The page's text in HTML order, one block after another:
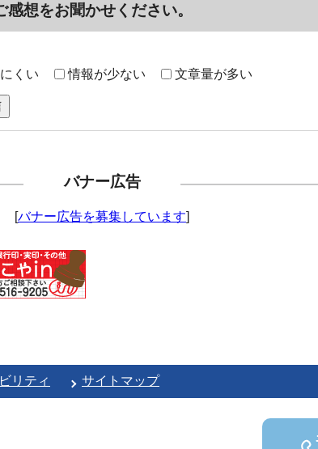
想をお聞かせください。
くい 情報が少ない 文章量が多い
バナー広告
[バナー広告を募集しています]
リティ サイトマップ